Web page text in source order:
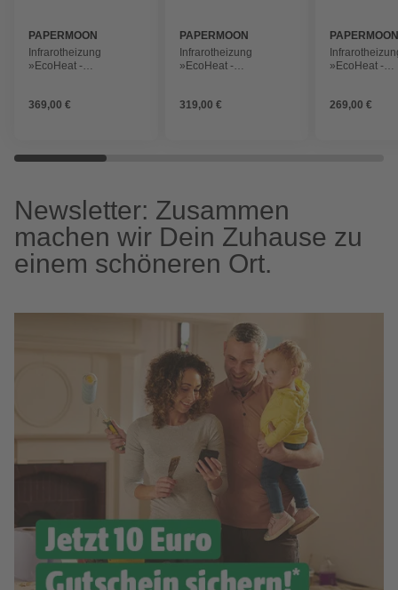
PAPERMOON
Infrarotheizung
»EcoHeat -
369,00 €
PAPERMOON
Infrarotheizung
»EcoHeat -
319,00 €
»EcoHeat -
269,00 €
Newsletter: Zusammen
machen wir Dein Zuhause zu
einem schöneren Ort.